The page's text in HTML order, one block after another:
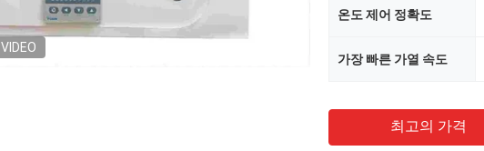
VIDEO
온도 제어 정확도
가장 빠른 가열 속도
최고의 가격